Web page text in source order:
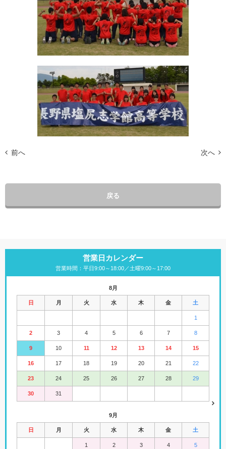
前へ 次へ
戻る
営業日カレンダー
営業時間：平日9:00～18:00／土曜9:00～17:00
8月
日 月 火 水 木 金 土
1
2 3 4 5 6 7 8
9 10 11 12 13 14 15
16 17 18 19 20 21 22
23 24 25 26 27 28 29
30 31
9月
日 月 火 水 木 金 土
1 2 3 4 5